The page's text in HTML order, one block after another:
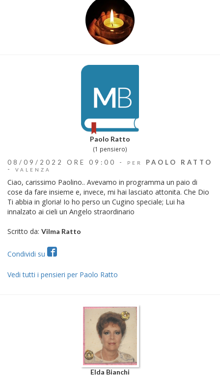
Paolo Ratto
(1 pensiero)
08/09/2022 ORE 09:00 - PER
PAOLO RATTO
-
VALENZA
Ciao, carissimo Paolino.. Avevamo in programma un paio di
cose da fare insieme e, invece, mi hai lasciato attonita. Che Dio
Ti abbia in gloria! Io ho perso un Cugino speciale; Lui ha
innalzato ai cieli un Angelo straordinario
Scritto da: Vilma Ratto
Condividi su
Vedi tutti i pensieri per Paolo Ratto
Elda Bianchi